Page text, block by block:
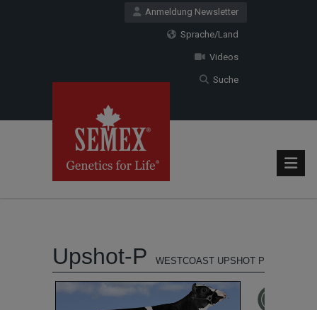
Anmeldung Newsletter
Sprache/Land
Videos
Suche